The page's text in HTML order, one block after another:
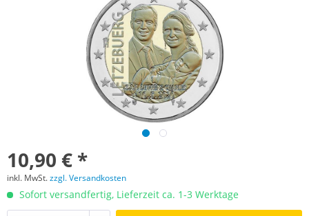
10,90 € *
inkl. MwSt.zzgl. Versandkosten
Sofort versandfertig, Lieferzeit ca. 1-3 Werktage